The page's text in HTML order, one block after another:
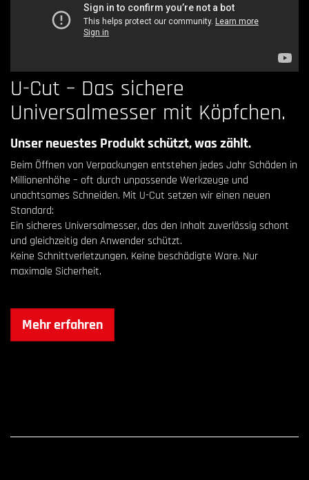
U-Cut – Das sichere
Universalmesser mit Köpfchen.
Unser neuestes Produkt schützt, was zählt.
Beim Öffnen von Verpackungen entstehen jedes Jahr Schäden in
Millionenhöhe – oft durch unpassende Werkzeuge und
unachtsames Schneiden. Mit U-Cut setzen wir einen neuen
Standard:
Ein sicheres Universalmesser, das den Inhalt zuverlässig schont
und gleichzeitig den Anwender schützt.
Keine Schnittverletzungen. Keine beschädigte Ware. Nur
maximale Sicherheit.
Mehr erfahren